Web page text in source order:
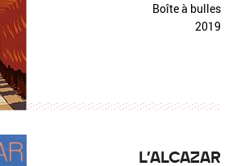
Boîte à bulles
2019
L'ALCAZAR